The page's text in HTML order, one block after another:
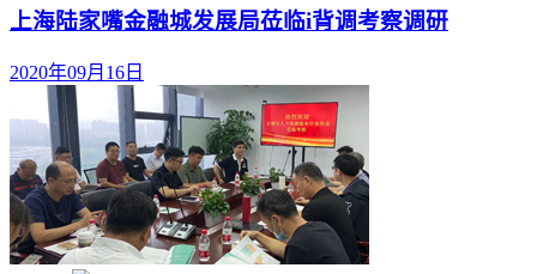
上海陆家嘴金融城发展局莅临i背调考察调研
2020年09月16日